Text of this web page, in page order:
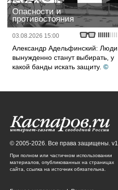
Опасности и
противостояния
03.08.2026 15:00
Александр Адельфинский: Люди
вынужденно станут выбирать, у
какой банды искать защиту. ©
© 2005-2026. Все права защищены. v1
При полном или частичном использовании
материалов, опубликованных на страницах
сайта, ссылка на источник обязательна.